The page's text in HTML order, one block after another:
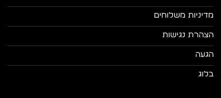
מדיניות משלוחים
הצהרת נגישות
הגעה
בלוג